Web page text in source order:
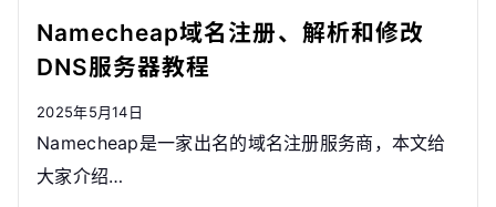
Namecheap域名注册、解析和修改
DNS服务器教程
2025年5月14日
Namecheap是一家出名的域名注册服务商，本文给
大家介绍…